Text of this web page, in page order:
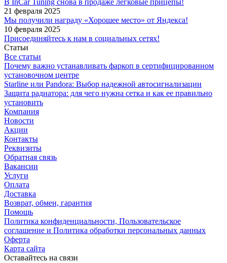
В InCar Tuning снова в продаже легковые прицепы!
21 февраля 2025
Мы получили награду «Хорошее место» от Яндекса!
10 февраля 2025
Присоединяйтесь к нам в социальных сетях!
Статьи
Все статьи
Почему важно устанавливать фаркоп в сертифицированном
установочном центре
Starline или Pandora: Выбор надежной автосигнализации
Защита радиатора: для чего нужна сетка и как ее правильно
установить
Компания
Новости
Акции
Контакты
Реквизиты
Обратная связь
Вакансии
Услуги
Оплата
Доставка
Возврат, обмен, гарантия
Помощь
Политика конфиденциальности, Пользовательское
соглашение и Политика обработки персональных данных
Оферта
Карта сайта
Оставайтесь на связи